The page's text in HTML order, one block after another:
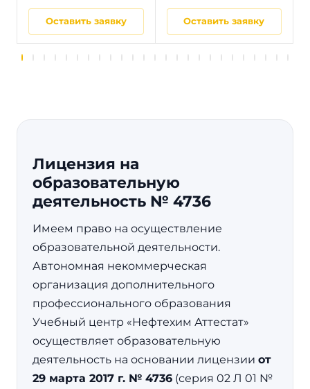
Оставить заявку Оставить заявку
Лицензия на
образовательную
деятельность № 4736
Имеем право на осуществление
образовательной деятельности.
Автономная некоммерческая
организация дополнительного
профессионального образования
Учебный центр «Нефтехим Аттестат»
осуществляет образовательную
деятельность на основании лицензии от
29 марта 2017 г. № 4736 (серия 02 Л 01 №